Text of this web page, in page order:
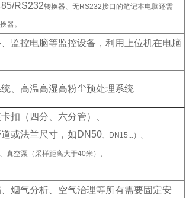
RS232转换器、无RS232接口的笔记本电脑还需
器。
监控电脑等监控设备，利用上位机在电脑
、高温高湿高粉尘预处理系统
扣（四分、六分管）、
或法兰尺寸，如DN50、DN15...）、
真空泵（采样距离大于40米）、
烟气分析、空气治理等所有需要固定安